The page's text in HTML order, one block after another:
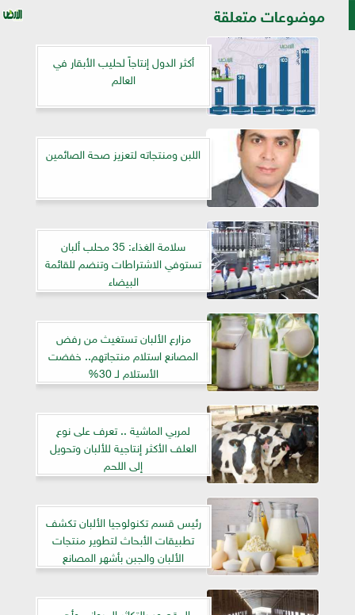
موضوعات متعلقة
أكثر الدول إنتاجاً لحليب الأبقار في
العالم
اللبن ومنتجاته لتعزيز صحة الصائمين
سلامة الغذاء: 35 محلب ألبان
تستوفي الاشتراطات وتنضم للقائمة
البيضاء
مزارع الألبان تستغيث من رفض
المصانع استلام منتجاتهم.. خفضت
الأستلام لـ 30%
لمربي الماشية .. تعرف على نوع
العلف الأكثر إنتاجية للألبان وتحويل
إلى اللحم
رئيس قسم تكنولوجيا الألبان تكشف
تطبيقات الأبحاث لتطوير منتجات
الألبان والجبن بأشهر المصانع